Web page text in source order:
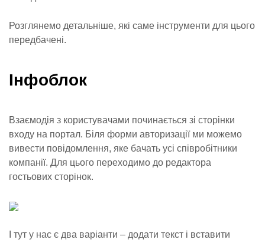
Розглянемо детальніше, які саме інструменти для цього
передбачені.
Інфоблок
Взаємодія з користувачами починається зі сторінки
входу на портал. Біля форми авторизації ми можемо
вивести повідомлення, яке бачать усі співробітники
компанії. Для цього переходимо до редактора
гостьових сторінок.
І тут у нас є два варіанти – додати текст і вставити